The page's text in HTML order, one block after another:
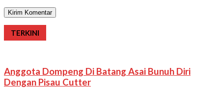
TERKINI
Anggota Dompeng Di Batang Asai Bunuh Diri
Dengan Pisau Cutter